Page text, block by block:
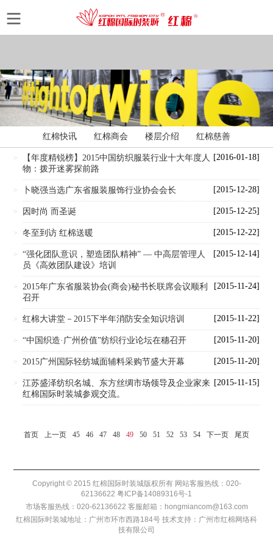
红棉快讯 红棉商会 楼层介绍 红棉慈善
[2016-01-18]
>
【年度精锐榜】2015中国纺织服装行业十大年度人
物：拨开迷雾探前路
[2015-12-28]
> 卜晓强当选广东省服装服饰行业协会会长
[2015-12-25]
> 因时尚 而圣诞
[2015-12-22]
> 冬至到访 红棉送暖
[2015-12-14]
>
“强化团队意识，塑造团队精神” — 中高层管理人
员《高效团队建设》培训
[2015-11-24]
>
2015年广东省服装协会(商会)秘书长联席会议顺利
召开
[2015-11-22]
> 红棉大讲堂－2015下半年消防安全知识培训
[2015-11-20]
> “中国织造·广州价值”纺织行业论坛在穗召开
[2015-11-20]
> 2015广州国际轻纺城面辅料采购节盛大开幕
[2015-11-15]
>
江苏盛泽纺织名城、东方丝绸市场领导及企业家来
红棉国际时装城参观交流。
首页 上一页 45 46 47 48 49 50 51 52 53 54 下一页 尾页
Copyright © 2015 红棉国际时装城版权所有 网站客服热线：020-
62136622 粤ICP备14089316号-1
市场客服热线：020-62136622 客服邮箱：hongmiancom@163.com
红棉国际时装城地址：广州市环市西路184号 技术支持： 广州市红棉网络科
技有限公司